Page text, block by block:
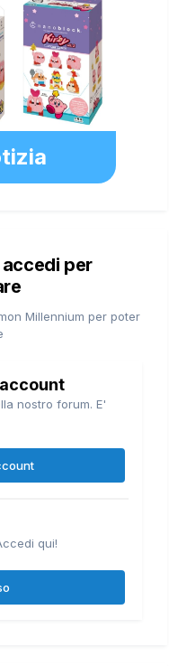
per
Millennium per poter
nostro forum. E'
qui!